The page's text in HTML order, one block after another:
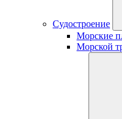
Судостроение
Морские
Морской